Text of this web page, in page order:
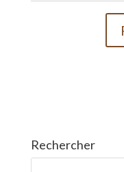
Rechercher